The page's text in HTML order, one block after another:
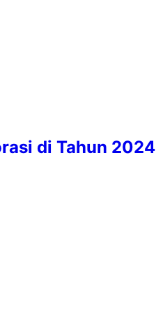
di Tahun 2024